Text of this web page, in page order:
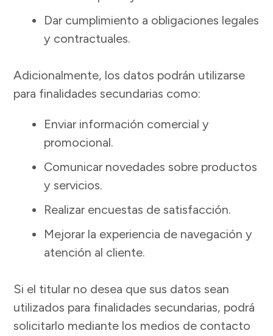
Dar cumplimiento a obligaciones legales
y contractuales.
Adicionalmente, los datos podrán utilizarse
para finalidades secundarias como:
Enviar información comercial y
promocional.
Comunicar novedades sobre productos
y servicios.
Realizar encuestas de satisfacción.
Mejorar la experiencia de navegación y
atención al cliente.
Si el titular no desea que sus datos sean
utilizados para finalidades secundarias, podrá
solicitarlo mediante los medios de contacto